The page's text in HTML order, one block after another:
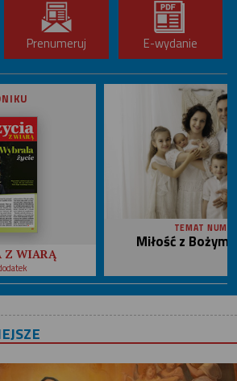
Prenumeruj E-wydanie
Z WIARĄ
TEMAT
Miłość z